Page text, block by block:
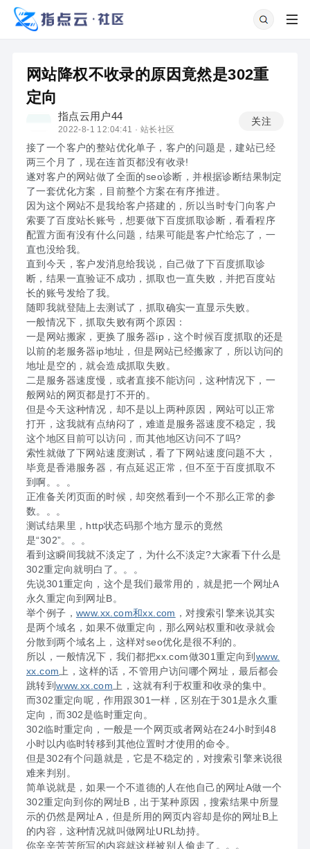
网站降权不收录的原因竟然是302重
定向
指点云用户44
2022-8-1 12:04:41 · 站长社区
关注
接了一个客户的整站优化单子，客户的问题是，建站已经
两三个月了，现在连首页都没有收录!
遂对客户的网站做了全面的seo诊断，并根据诊断结果制定
了一套优化方案，目前整个方案在有序推进。
因为这个网站不是我给客户搭建的，所以当时专门向客户
索要了百度站长账号，想要做下百度抓取诊断，看看程序
配置方面有没有什么问题，结果可能是客户忙给忘了，一
直也没给我。
直到今天，客户发消息给我说，自己做了下百度抓取诊
断，结果一直验证不成功，抓取也一直失败，并把百度站
长的账号发给了我。
随即我就登陆上去测试了，抓取确实一直显示失败。
一般情况下，抓取失败有两个原因：
一是网站搬家，更换了服务器ip，这个时候百度抓取的还是
以前的老服务器ip地址，但是网站已经搬家了，所以访问的
地址是空的，就会造成抓取失败。
二是服务器速度慢，或者直接不能访问，这种情况下，一
般网站的网页都是打不开的。
但是今天这种情况，却不是以上两种原因，网站可以正常
打开，这我就有点纳闷了，难道是服务器速度不稳定，我
这个地区目前可以访问，而其他地区访问不了吗?
索性就做了下网站速度测试，看了下网站速度问题不大，
毕竟是香港服务器，有点延迟正常，但不至于百度抓取不
到啊。。。
正准备关闭页面的时候，却突然看到一个不那么正常的参
数。。。
测试结果里，http状态码那个地方显示的竟然
是“302”。。。
看到这瞬间我就不淡定了，为什么不淡定?大家看下什么是
302重定向就明白了。。。
先说301重定向，这个是我们最常用的，就是把一个网址A
永久重定向到网址B。
举个例子， www.xx.com和xx.com ，对搜索引擎来说其实
是两个域名，如果不做重定向，那么网站权重和收录就会
分散到两个域名上，这样对seo优化是很不利的。
所以，一般情况下，我们都把xx.com做301重定向到 www.
xx.com 上，这样的话，不管用户访问哪个网址，最后都会
跳转到www.xx.com 上，这就有利于权重和收录的集中。
而302重定向呢，作用跟301一样，区别在于301是永久重
定向，而302是临时重定向。
302临时重定向，一般是一个网页或者网站在24小时到48
小时以内临时转移到其他位置时才使用的命令。
但是302有个问题就是，它是不稳定的，对搜索引擎来说很
难来判别。
简单说就是，如果一个不道德的人在他自己的网址A做一个
302重定向到你的网址B，出于某种原因，搜索结果中所显
示的仍然是网址A，但是所用的网页内容却是你的网址B上
的内容，这种情况就叫做网址URL劫持。
你辛辛苦苦所写的内容就这样被别人偷走了。。。